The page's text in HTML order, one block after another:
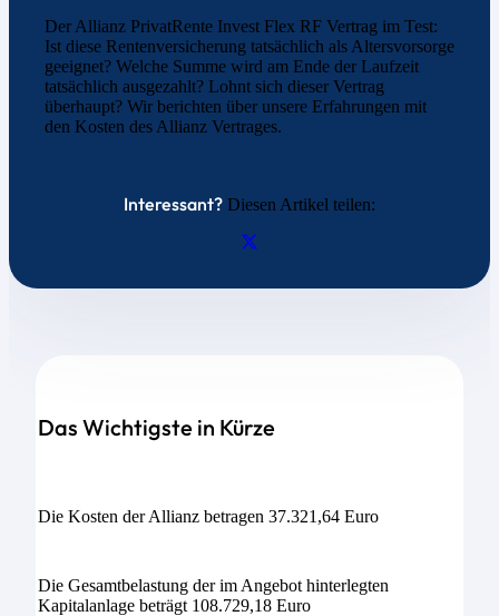
Der Allianz PrivatRente Invest Flex RF Vertrag im Test:
Ist diese Rentenversicherung tatsächlich als Altersvorsorge
geeignet? Welche Summe wird am Ende der Laufzeit
tatsächlich ausgezahlt? Lohnt sich dieser Vertrag
überhaupt? Wir berichten über unsere Erfahrungen mit
den Kosten des Allianz Vertrages.
Interessant? Diesen Artikel teilen:
Das Wichtigste in Kürze
Die Kosten der Allianz betragen 37.321,64 Euro
Die Gesamtbelastung der im Angebot hinterlegten
Kapitalanlage beträgt 108.729,18 Euro